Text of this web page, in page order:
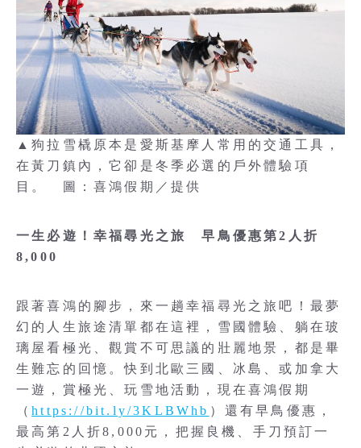
▲狗拉雪橇原本是愛斯基摩人常用的交通工具，
在黃刀鎮內，它卻是冬季必選的戶外體驗項
目。 圖：喜鴻假期／提供
一生必遊！幸福尋光之旅 早鳥優惠第2人折
8,000
跟著喜鴻的腳步，來一趟幸福尋光之旅吧！最夢
幻的人生旅途清單都在這裡，雪國體驗、躺在玻
璃屋看極光、觀賞不可思議的壯麗地景，都是畢
生難忘的回憶。快到北歐三國、冰島、或加拿大
一遊，賞極光、玩雪地活動，現在喜鴻假期
（https://bit.ly/3KLBWhb ）還有早鳥優惠，
最高第2人折8,000元，把握良機、手刀預訂一